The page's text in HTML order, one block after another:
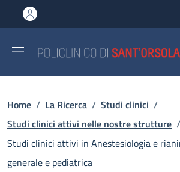
al contenuto principale
to footer content
Briciole di pane
Home / La Ricerca / Studi clinici /
Studi clinici attivi nelle nostre strutture /
Studi clinici attivi in Anestesiologia e
generale e pediatrica